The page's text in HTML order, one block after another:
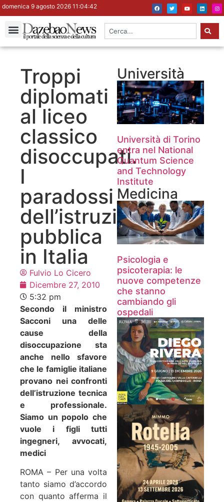
domenica 9 agosto 2026 11:04:43
Troppi
diplomati
al liceo
classico
disoccupati.
I
paradossi
dell’istruzione
pubblica
in Italia
Fulvio Lo Cicero
Dicembre 27, 2010
5:32 pm
Secondo il ministro
Sacconi una delle
cause della
disoccupazione sta
anche nello sfavore
che le famiglie italiane
provano nei confronti
dell’istruzione tecnica
e professionale.
Siamo un popolo che
vuole i figli tutti
ingegneri, avvocati,
medici
ROMA – Per una volta
tanto siamo d’accordo
con quanto afferma il
Università
Università di Torino
entra nel National
Quantum Science
and Technology
Institute
Medicina
Psicologia e
psicoterapia: le
nuove competenze
che stanno
cambiando gli
ospedali